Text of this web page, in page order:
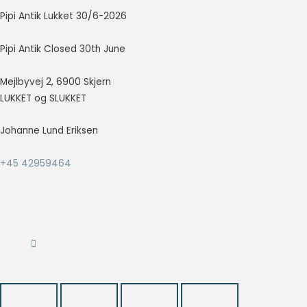
Pipi Antik Lukket 30/6-2026
Pipi Antik Closed 30th June
Mejlbyvej 2, 6900 Skjern
LUKKET og SLUKKET
Johanne Lund Eriksen
+45 42959464
at vise
annoncer,
relevante og
for den
enkelte
bruger, og
værdifulde
og